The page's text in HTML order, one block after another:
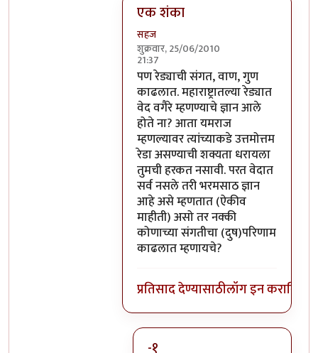
एक शंका
सहज
शुक्रवार, 25/06/2010
21:37
In reply toबरोबरच आहे!by
पण रेड्याची संगत, वाण, गुण
काढलात. महाराष्ट्रातल्या रेड्यात
वेद वगैरे म्हणण्याचे ज्ञान आले
होते ना? आता यमराज
म्हणल्यावर त्यांच्याकडे उत्तमोत्तम
रेडा असण्याची शक्यता धरायला
तुमची हरकत नसावी. परत वेदात
सर्व नसले तरी भरमसाठ ज्ञान
आहे असे म्हणतात (ऐकीव
माहीती) असो तर नक्की
कोणाच्या संगतीचा (दुष)परिणाम
काढलात म्हणायचे?
प्रतिसाद देण्यासाठीलॉग इन कराकिंवा
-१